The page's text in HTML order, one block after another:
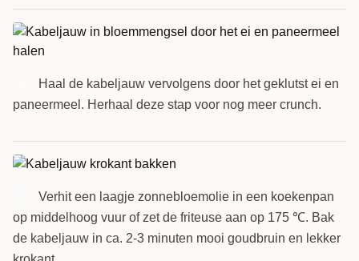
Haal de kabeljauw vervolgens door het geklutst ei en
paneermeel. Herhaal deze stap voor nog meer crunch.
Verhit een laagje zonnebloemolie in een koekenpan
op middelhoog vuur of zet de friteuse aan op 175 ℃. Bak
de kabeljauw in ca. 2-3 minuten mooi goudbruin en lekker